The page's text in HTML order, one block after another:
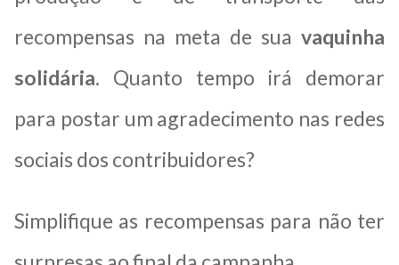
recompensas na meta de sua vaquinha
solidária. Quanto tempo irá demorar
para postar um agradecimento nas redes
sociais dos contribuidores?
Simplifique as recompensas para não ter